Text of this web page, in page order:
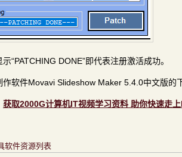
“PATCHING DONE”即代表注册激活成功。
作软件Movavi Slideshow Maker 5.4.0中文版的
获取2000G计算机IT视频学习资料 助你快速走
软件资源列表